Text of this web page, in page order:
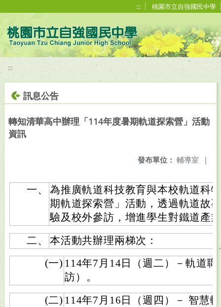
::: 桃園市立自強國民中學
:::
訊息公告
轉知清華高中辦理「114年度暑期軌道探索營」活動
資訊
發布單位： 輔導室 |
一、
為推廣軌道科技教育與本校軌道科
期軌道探索營」活動，透過軌道故
驗及校外參訪，增進學生對鐵道產
二、
本活動共辦理兩梯次：
(一) 114年7月14日（週二）－軌道
訪）。
(二) 114年7月16日（週四）－ 智慧